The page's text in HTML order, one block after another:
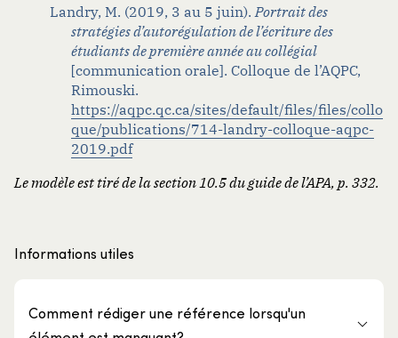
Landry, M. (2019, 3 au 5 juin). Portrait des
stratégies d’autorégulation de l’écriture des
étudiants de première année au collégial
[communication orale]. Colloque de l’AQPC,
Rimouski.
https://aqpc.qc.ca/sites/default/files/files/collo
que/publications/714-landry-colloque-aqpc-
2019.pdf
Le modèle est tiré de la section 10.5 du guide de l’APA, p. 332.
Informations utiles
Comment rédiger une référence lorsqu'un